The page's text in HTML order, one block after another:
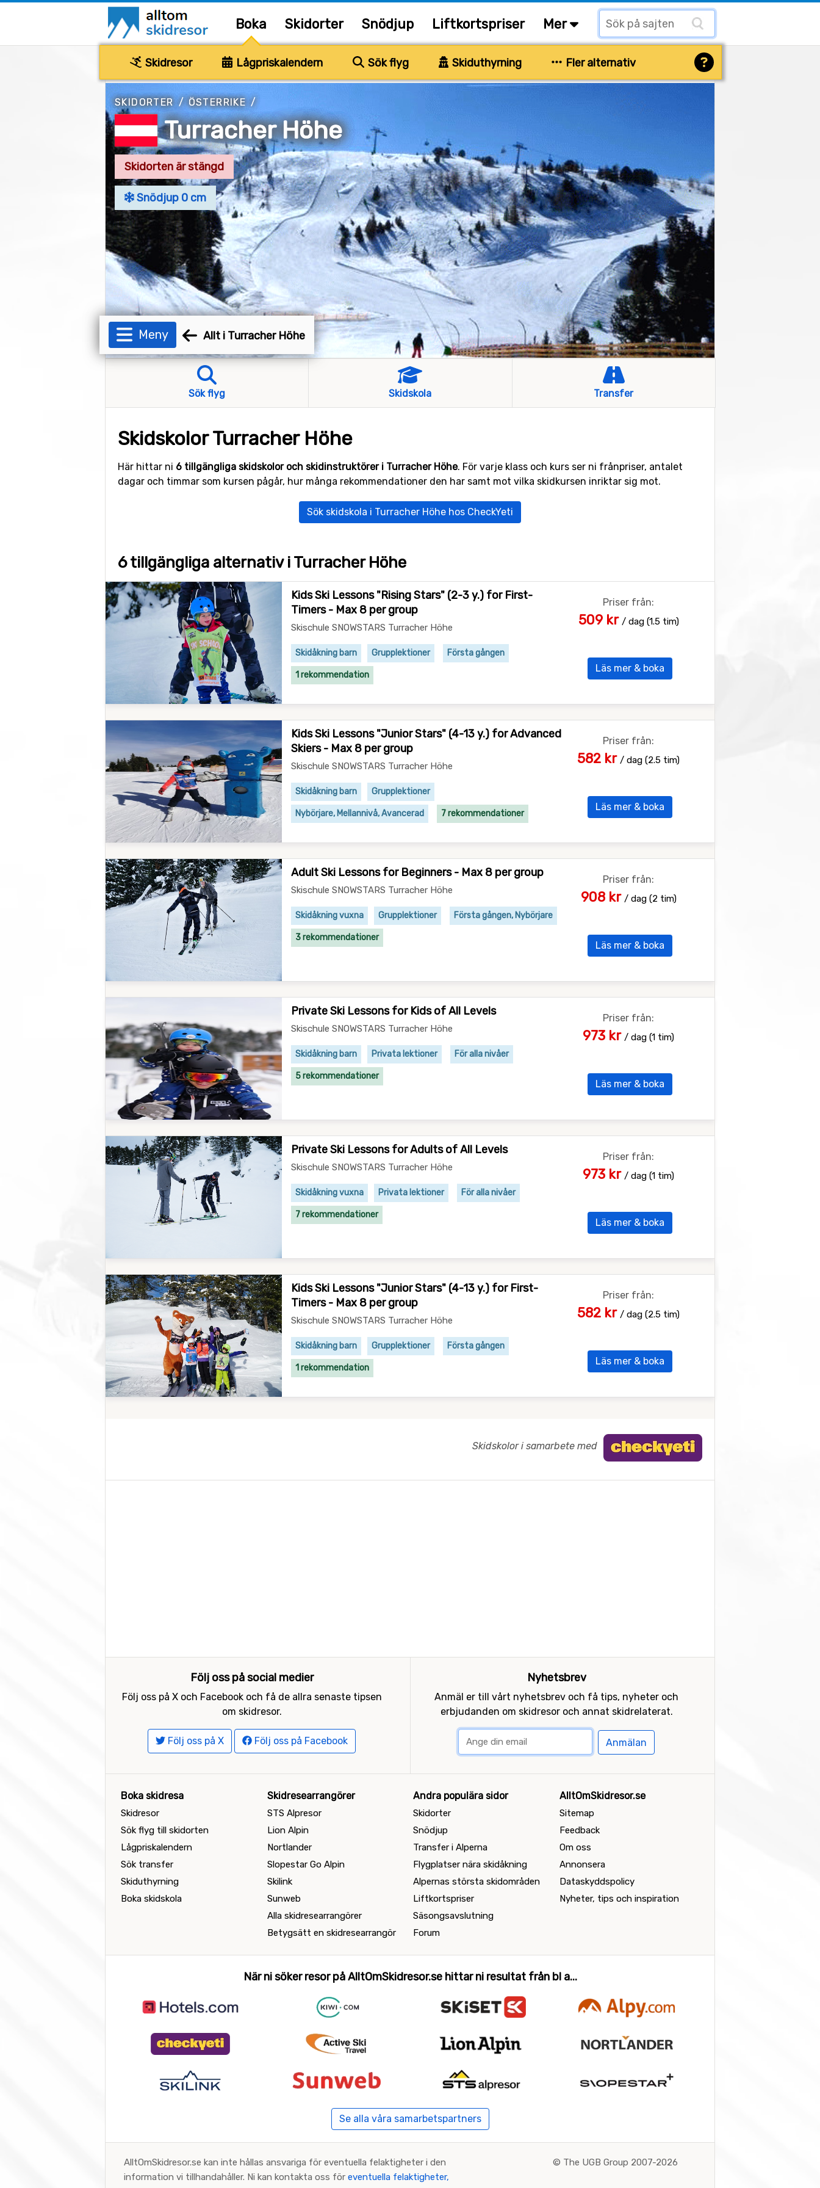
Boka Skidorter Snödjup Liftkortspriser Mer
Skidresor Lågpriskalendern Sök flyg Skiduthyrning Fler alternativ
SKIDORTER/ ÖSTERRIKE /
Turracher Höhe
Skidorten är stängd
Snödjup 0 cm
Meny Allt i Turracher Höhe
Sök flyg Skidskola Transfer
Skidskolor Turracher Höhe
Här hittar ni 6 tillgängliga skidskolor och skidinstruktörer i Turracher Höhe. För varje klass och kurs ser ni frånpriser, antalet
dagar och timmar som kursen pågår, hur många rekommendationer den har samt mot vilka skidkursen inriktar sig mot.
Sök skidskola i Turracher Höhe hos CheckYeti
6 tillgängliga alternativ i Turracher Höhe
Kids Ski Lessons "Rising Stars" (2-3 y.) for First-
Timers - Max 8 per group
Skischule SNOWSTARS Turracher Höhe
Skidåkning barn Grupplektioner Första gången
1 rekommendation
Priser från:
509 kr / dag (1.5 tim)
Läs mer & boka
Kids Ski Lessons "Junior Stars" (4-13 y.) for Advanced
Skiers - Max 8 per group
Skischule SNOWSTARS Turracher Höhe
Skidåkning barn Grupplektioner
Nybörjare, Mellannivå, Avancerad 7 rekommendationer
Priser från:
582 kr / dag (2.5 tim)
Läs mer & boka
Adult Ski Lessons for Beginners - Max 8 per group
Skischule SNOWSTARS Turracher Höhe
Skidåkning vuxna Grupplektioner Första gången, Nybörjare
3 rekommendationer
Priser från:
908 kr / dag (2 tim)
Läs mer & boka
Private Ski Lessons for Kids of All Levels
Skischule SNOWSTARS Turracher Höhe
Skidåkning barn Privata lektioner För alla nivåer
5 rekommendationer
Priser från:
973 kr / dag (1 tim)
Läs mer & boka
Private Ski Lessons for Adults of All Levels
Skischule SNOWSTARS Turracher Höhe
Skidåkning vuxna Privata lektioner För alla nivåer
7 rekommendationer
Priser från:
973 kr / dag (1 tim)
Läs mer & boka
Kids Ski Lessons "Junior Stars" (4-13 y.) for First-
Timers - Max 8 per group
Skischule SNOWSTARS Turracher Höhe
Skidåkning barn Grupplektioner Första gången
1 rekommendation
Priser från:
582 kr / dag (2.5 tim)
Läs mer & boka
Skidskolor i samarbete med
Följ oss på social medier
Följ oss på X och Facebook och få de allra senaste tipsen
om skidresor.
Följ oss på X Följ oss på Facebook
Nyhetsbrev
Anmäl er till vårt nyhetsbrev och få tips, nyheter och
erbjudanden om skidresor och annat skidrelaterat.
Anmälan
Boka skidresa
Skidresor
Sök flyg till skidorten
Lågpriskalendern
Sök transfer
Skiduthyrning
Boka skidskola
Skidresearrangörer
STS Alpresor
Lion Alpin
Nortlander
Slopestar Go Alpin
Skilink
Sunweb
Alla skidresearrangörer
Betygsätt en skidresearrangör
Andra populära sidor
Skidorter
Snödjup
Transfer i Alperna
Flygplatser nära skidåkning
Alpernas största skidområden
Liftkortspriser
Säsongsavslutning
Forum
AlltOmSkidresor.se
Sitemap
Feedback
Om oss
Annonsera
Dataskyddspolicy
Nyheter, tips och inspiration
När ni söker resor på AlltOmSkidresor.se hittar ni resultat från bl a...
Se alla våra samarbetspartners
AlltOmSkidresor.se kan inte hållas ansvariga för eventuella felaktigheter i den
information vi tillhandahåller. Ni kan kontakta oss för eventuella felaktigheter,
© The UGB Group 2007-2026